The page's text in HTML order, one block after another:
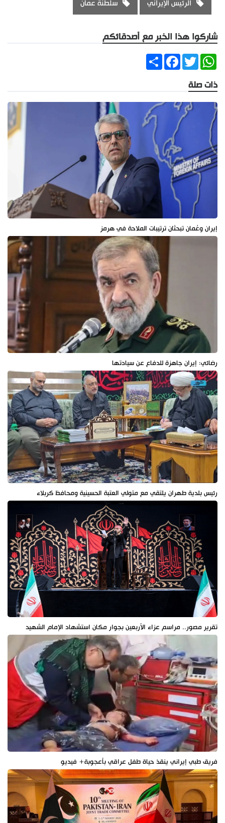
الرئيس الإيراني سلطنة عمان
شاركوا هذا الخبر مع أصدقائكم
ShareFacebookTwitter
WhatsApp
ذات صلة
إيران وعُمان تبحثان ترتيبات الملاحة في هرمز
رضائي: إيران جاهزة للدفاع عن سيادتها
رئيس بلدية طهران يلتقي مع متولي العتبة الحسينية ومحافظ كربلاء
تقرير مصور.. مراسم عزاء الأربعين بجوار مكان استشهاد الإمام الشهيد
فريق طبي إيراني ينقذ حياة طفل عراقي بأعجوبة+ فيديو